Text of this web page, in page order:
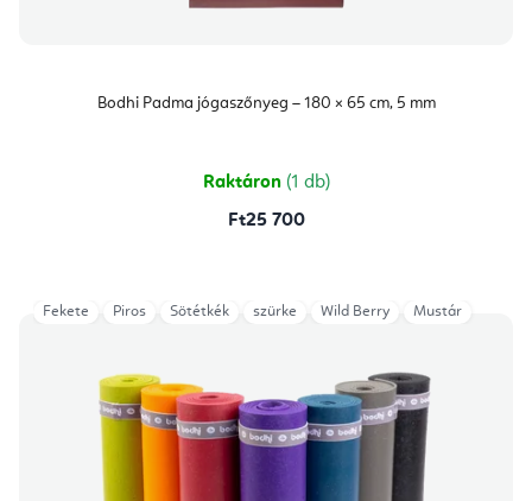
Bodhi Padma jógaszőnyeg – 180 × 65 cm, 5 mm
Raktáron (1 db)
Ft25 700
Fekete Piros Sötétkék szürke Wild Berry Mustár